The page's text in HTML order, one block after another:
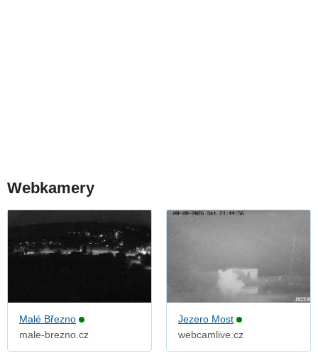
Webkamery
Malé Březno
male-brezno.cz
Jezero Most
webcamlive.cz